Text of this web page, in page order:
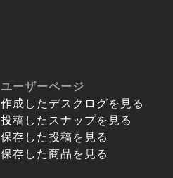
ユーザーページ
作成したデスクログを見る
投稿したスナップを見る
保存した投稿を見る
保存した商品を見る